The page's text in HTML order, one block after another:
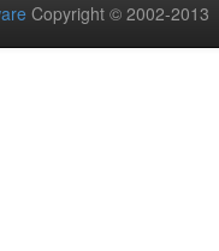
Copyright © 2002-2013